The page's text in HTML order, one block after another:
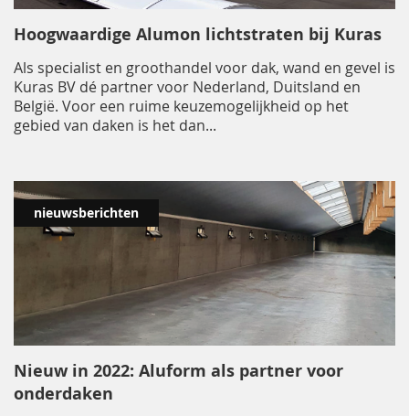
Hoogwaardige Alumon lichtstraten bij Kuras
Als specialist en groothandel voor dak, wand en gevel is
Kuras BV dé partner voor Nederland, Duitsland en
België. Voor een ruime keuzemogelijkheid op het
gebied van daken is het dan...
nieuwsberichten
Nieuw in 2022: Aluform als partner voor
onderdaken